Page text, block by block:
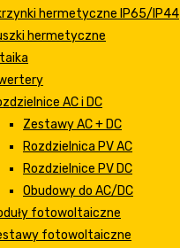
hermetyczne IP65/IP44
hermetyczne
AC i DC
Zestawy AC + DC
Rozdzielnica PV AC
Rozdzielnice PV DC
Obudowy do AC/DC
fotowoltaiczne
fotowoltaiczne